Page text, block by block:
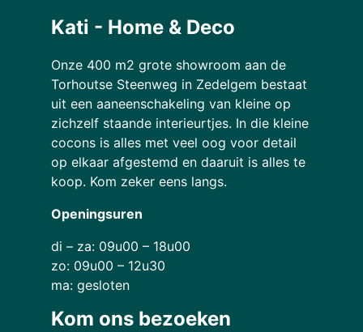
Kati - Home & Deco
Onze 400 m2 grote showroom aan de
Torhoutse Steenweg in Zedelgem bestaat
uit een aaneenschakeling van kleine op
zichzelf staande interieurtjes. In die kleine
cocons is alles met veel oog voor detail
op elkaar afgestemd en daaruit is alles te
koop. Kom zeker eens langs.
Openingsuren
di – za: 09u00 – 18u00
zo: 09u00 – 12u30
ma: gesloten
Kom ons bezoeken